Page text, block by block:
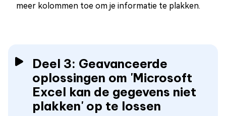
meer kolommen toe om je informatie te plakken.
Deel 3: Geavanceerde
oplossingen om 'Microsoft
Excel kan de gegevens niet
plakken' op te lossen